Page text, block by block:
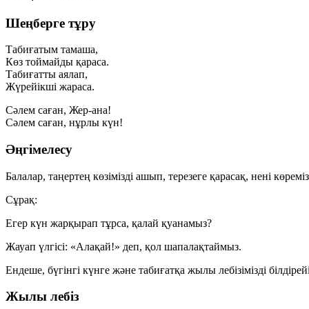
Шеңберге тұру
Табиғатым тамаша,
Көз тоймайды қараса.
Табиғатты аялап,
Жүрейікші жараса.
Сәлем саған, Жер-ана!
Сәлем саған, нұрлы күн!
Әңгімелесу
Балалар, таңертең көзімізді ашып, терезеге қарасақ, нені
Сұрақ:
Егер күн жарқырап тұрса, қалай қуанамыз?
Жауап үлгісі: «Алақай!» деп, қол шапалақтаймыз.
Ендеше, бүгінгі күнге және табиғатқа жылы лебізімізді
Жылы лебіз